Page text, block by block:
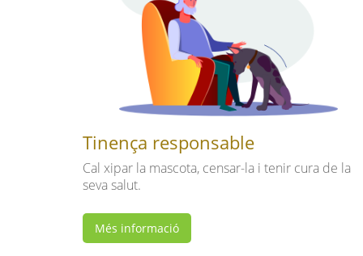
Tinença responsable
Cal xipar la mascota, censar-la i tenir cura de la
seva salut.
Més informació